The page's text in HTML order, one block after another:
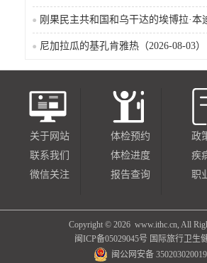
尼加拉瓜的基孔肯雅热（2026-08-03）
关于网站
联系我们
微信关注
体检预约
体检进度
报告查询
政
疾
职
Copyright © 2026 www.ithc.cn, All
闽ICP备05029045号 国际旅行卫生
闽公网安备